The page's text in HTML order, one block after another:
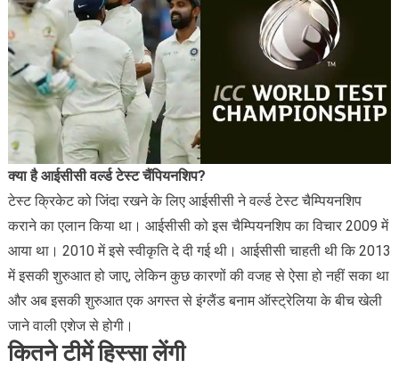
क्या है आईसीसी वर्ल्ड टेस्ट चैंपियनशिप?
टेस्ट क्रिकेट को जिंदा रखने के लिए आईसीसी ने वर्ल्ड टेस्ट चैम्पियनशिप
कराने का एलान किया था। आईसीसी को इस चैम्पियनशिप का विचार 2009 में
आया था। 2010 में इसे स्वीकृति दे दी गई थी। आईसीसी चाहती थी कि 2013
में इसकी शुरुआत हो जाए, लेकिन कुछ कारणों की वजह से ऐसा हो नहीं सका था
और अब इसकी शुरुआत एक अगस्त से इंग्लैंड बनाम ऑस्ट्रेलिया के बीच खेली
जाने वाली एशेज से होगी।
कितने टीमें हिस्सा लेंगी